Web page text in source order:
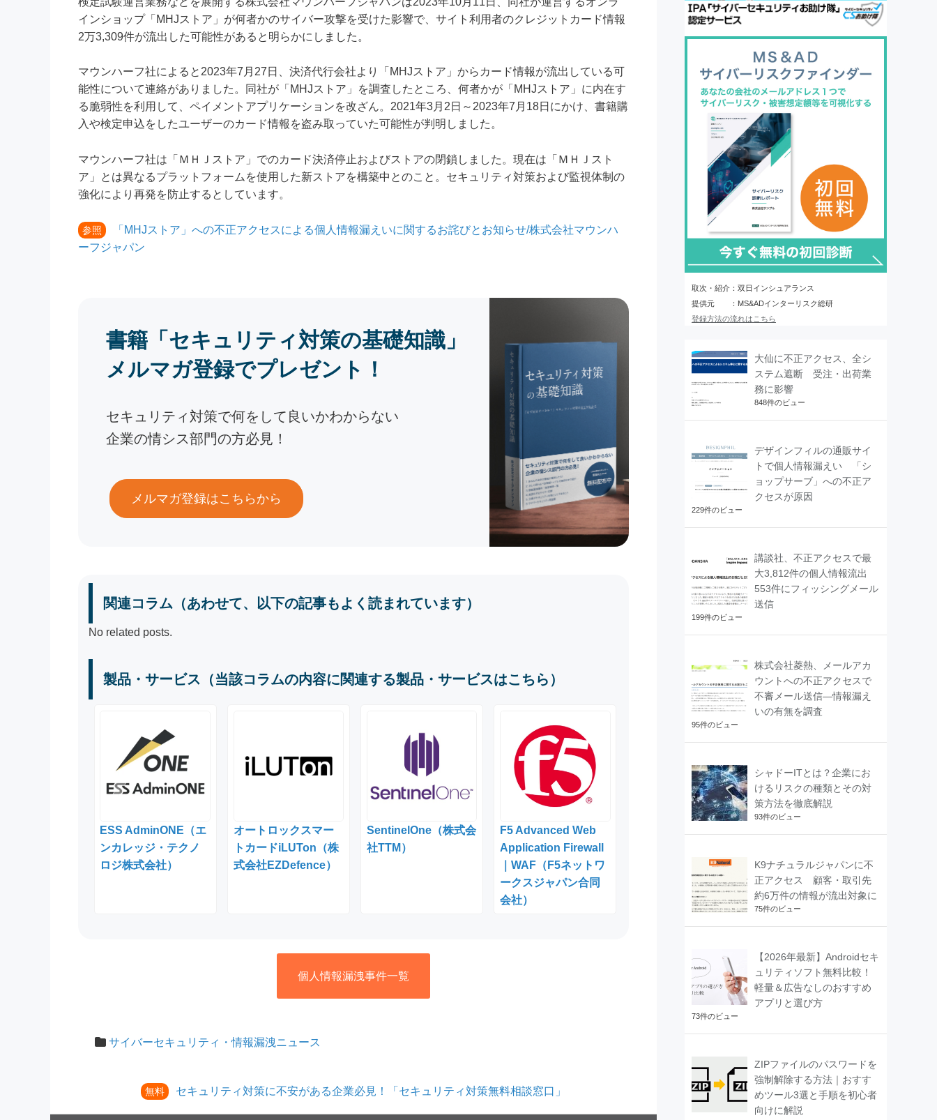
インショップ「MHJストア」が何者かのサイバー攻撃を受けた影響で、サイト利用者のクレジットカード情報
2万3,309件が流出した可能性があると明らかにしました。
マウンハーフ社によると2023年7月27日、決済代行会社より「MHJストア」からカード情報が流出している可
能性について連絡がありました。同社が「MHJストア」を調査したところ、何者かが「MHJストア」に内在す
る脆弱性を利用して、ペイメントアプリケーションを改ざん。2021年3月2日～2023年7月18日にかけ、書籍購
入や検定申込をしたユーザーのカード情報を盗み取っていた可能性が判明しました。
マウンハーフ社は「ＭＨＪストア」でのカード決済停止およびストアの閉鎖しました。現在は「ＭＨＪスト
ア」とは異なるプラットフォームを使用した新ストアを構築中とのこと。セキュリティ対策および監視体制の
強化により再発を防止するとしています。
参照
「MHJストア」への不正アクセスによる個人情報漏えいに関するお詫びとお知らせ/株式会社マウンハ
ーフジャパン
書籍「セキュリティ対策の基礎知識」
メルマガ登録でプレゼント！
セキュリティ対策で何をして良いかわからない
企業の情シス部門の方必見！
メルマガ登録はこちらから
関連コラム（あわせて、以下の記事もよく読まれています）
No related posts.
製品・サービス（当該コラムの内容に関連する製品・サービスはこちら）
ESS AdminONE（エ
ンカレッジ・テクノ
ロジ株式会社）
オートロックスマー
トカードiLUTon（株
式会社EZDefence）
SentinelOne（株式会
社TTM）
F5 Advanced Web
Application Firewall
｜WAF（F5ネットワ
ークスジャパン合同
会社）
個人情報漏洩事件一覧
サイバーセキュリティ・情報漏洩ニュース
無料 セキュリティ対策に不安がある企業必見！「セキュリティ対策無料相談窓口」
取次・紹介：双日インシュアランス
提供元 ：MS&ADインターリスク総研
登録方法の流れはこちら
大仙に不正アクセス、全シ
ステム遮断 受注・出荷業
務に影響
848件のビュー
デザインフィルの通販サイ
トで個人情報漏えい 「シ
ョップサーブ」への不正ア
クセスが原因
229件のビュー
講談社、不正アクセスで最
大3,812件の個人情報流出
553件にフィッシングメール
送信
199件のビュー
株式会社菱熱、メールアカ
ウントへの不正アクセスで
不審メール送信―情報漏え
いの有無を調査
95件のビュー
シャドーITとは？企業にお
けるリスクの種類とその対
策方法を徹底解説
93件のビュー
K9ナチュラルジャパンに不
正アクセス 顧客・取引先
約6万件の情報が流出対象に
75件のビュー
【2026年最新】Androidセキ
ュリティソフト無料比較！
軽量＆広告なしのおすすめ
アプリと選び方
73件のビュー
ZIPファイルのパスワードを
強制解除する方法｜おすす
めツール3選と手順を初心者
向けに解説